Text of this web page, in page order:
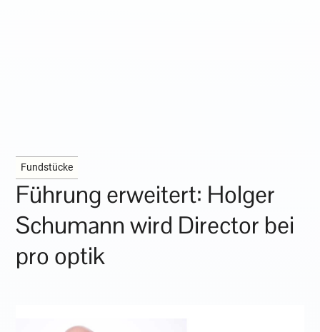
Fundstücke
Führung erweitert: Holger
Schumann wird Director bei
pro optik